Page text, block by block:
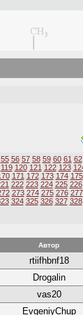
55 56 57 58 59 60 61 62
119 120 121 122 123
171 172 173 174 175
222 223 224 225 226
273 274 275 276 277
324 325 326 327 328
Автор
rtiifhbnf18
Drogalin
vas20
EvgeniyChup